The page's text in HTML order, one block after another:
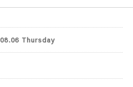
Thursday